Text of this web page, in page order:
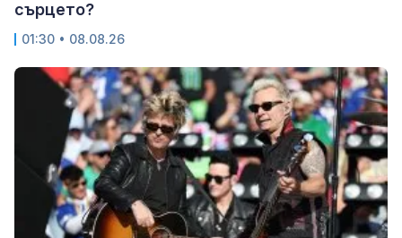
сърцето?
01:30 • 08.08.26